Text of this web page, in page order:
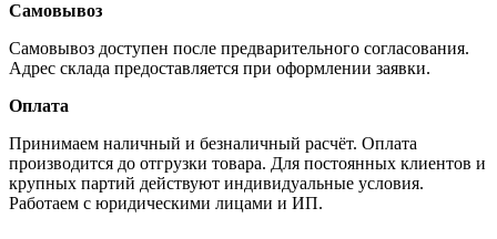
Самовывоз
Самовывоз доступен после предварительного согласования.
Адрес склада предоставляется при оформлении заявки.
Оплата
Принимаем наличный и безналичный расчёт. Оплата
производится до отгрузки товара. Для постоянных клиентов и
крупных партий действуют индивидуальные условия.
Работаем с юридическими лицами и ИП.